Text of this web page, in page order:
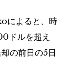
よると、時
ドルを超え
の前日の5日